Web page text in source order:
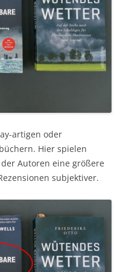
artigen oder
Hier spielen
Autoren eine größere
subjektiver.